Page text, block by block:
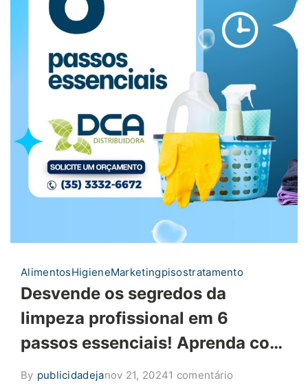
AlimentosHigieneMarketingpisostratamento
Desvende os segredos da
limpeza profissional em 6
passos essenciais! Aprenda co…
By publicidadejanov 21, 20241 comentário